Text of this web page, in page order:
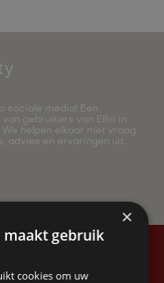
sociale media! Een
gebruikers van Ellio in
helpen elkaar met vraag
advies en ervaringen uit.
×
maakt gebruik
cookies om uw